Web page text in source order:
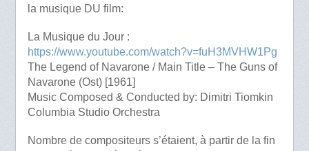
la musique DU film:
La Musique du Jour :
https://www.youtube.com/watch?v=fuH3MVHW1Pg
The Legend of Navarone / Main Title – The Guns of
Navarone (Ost) [1961]
Music Composed & Conducted by: Dimitri Tiomkin
Columbia Studio Orchestra
Nombre de compositeurs s’étaient, à partir de la fin